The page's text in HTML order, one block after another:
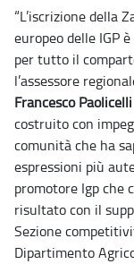
“L’iscrizione della
europeo delle IGP
per tutto il
l’assessore
Francesco Paolicelli
costruito con
comunità che ha
espressioni più
promotore Igp che
risultato con il
Sezione
Dipartimento